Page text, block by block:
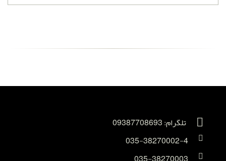
تلگرام: 09387708693
035-38270002-4